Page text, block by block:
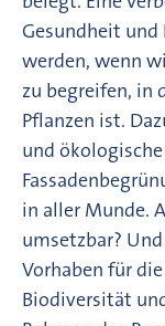
Gesundheit
werden, wenn
zu begreifen, in
Pflanzen ist.
und
in aller Munde.
umsetzbar?
Vorhaben für
Biodiversität